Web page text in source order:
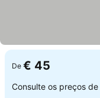
De € 45
Consulte os preços de